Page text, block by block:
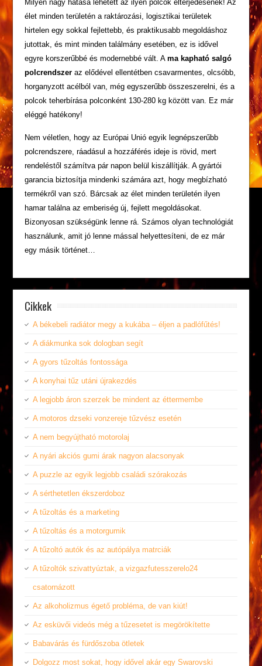
Milyen nagy hatása lehetett az ilyen polcok elterjedésének! Az
élet minden területén a raktározási, logisztikai területek
hirtelen egy sokkal fejlettebb, és praktikusabb megoldáshoz
jutottak, és mint minden találmány esetében, ez is idővel
egyre korszerűbbé és modernebbé vált. Ama kapható salgó
polcrendszer az elődével ellentétben csavarmentes, olcsóbb,
horganyzott acélból van, még egyszerűbb összeszerelni, és a
polcok teherbírása polconként 130-280 kg között van. Ez már
eléggé hatékony!
Nem véletlen, hogy az Európai Unió egyik legnépszerűbb
polcrendszere, ráadásul a hozzáférés ideje is rövid, mert
rendeléstől számítva pár napon belül kiszállítják. A gyártói
garancia biztosítja mindenki számára azt, hogy megbízható
termékről van szó. Bárcsak az élet minden területén ilyen
hamar találna az emberiség új, fejlett megoldásokat.
Bizonyosan szükségünk lenne rá. Számos olyan technológiát
használunk, amit jó lenne mással helyettesíteni, de ez már
egy másik történet…
Cikkek
A békebeli radiátor megy a kukába – éljen a padlófűtés!
A diákmunka sok dologban segít
A gyors tűzoltás fontossága
A konyhai tűz utáni újrakezdés
A legjobb áron szerzek be mindent az éttermembe
A motoros dzseki vonzereje tűzvész esetén
A nem begyújtható motorolaj
A nyári akciós gumi árak nagyon alacsonyak
A puzzle az egyik legjobb családi szórakozás
A sérthetetlen ékszerdoboz
A tűzoltás és a marketing
A tűzoltás és a motorgumik
A tűzoltó autók és az autópálya matrciák
A tűzoltók szivattyúztak, a vizgazfutesszerelo24
csatornázott
Az alkoholizmus égető probléma, de van kiút!
Az esküvői videós még a tűzesetet is megörökítette
Babavárás és fürdőszoba ötletek
Dolgozz most sokat, hogy idővel akár egy Swarovski